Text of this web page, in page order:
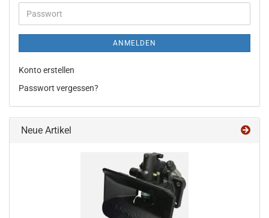
Adresse
Passwort
ANMELDEN
Konto erstellen
Passwort vergessen?
Neue Artikel